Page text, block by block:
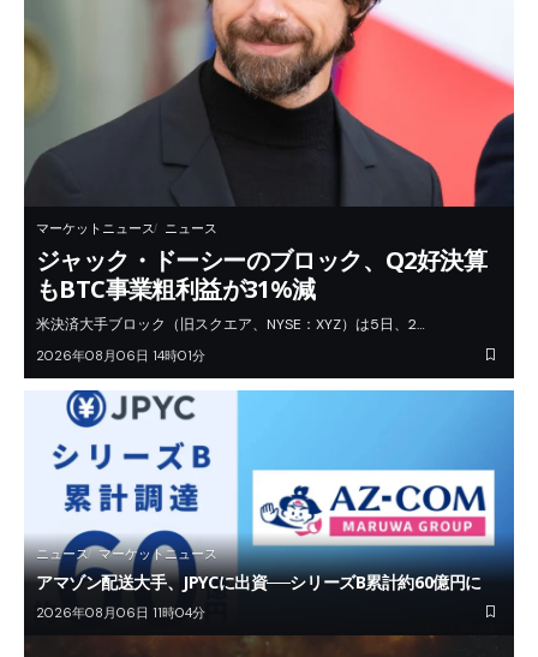
マーケットニュース ニュース
ジャック・ドーシーのブロック、Q2好決算
もBTC事業粗利益が31%減
米決済大手ブロック（旧スクエア、NYSE：XYZ）は5日、2…
2026年08月06日 14時01分
ニュース マーケットニュース
アマゾン配送大手、JPYCに出資──シリーズB累計約60億円に
2026年08月06日 11時04分